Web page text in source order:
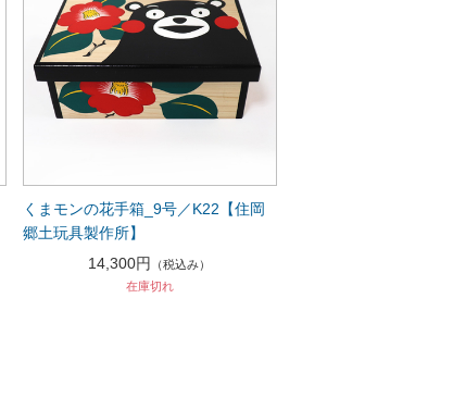
くまモンの花手箱_9号／K22【住岡
郷土玩具製作所】
14,300円
（税込み）
在庫切れ